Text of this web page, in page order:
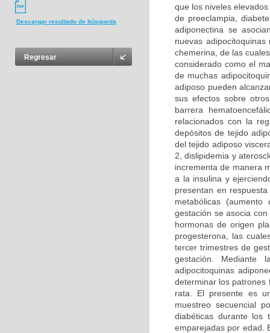
Descargar resultado de búsqueda
Regresar
que los niveles
de preeclampia,
adiponectina se
nuevas
chemerina, de las
considerado como el
de muchas
adiposo pueden
sus efectos sobre
barrera
relacionados con la
depósitos de tejido
del tejido adiposo
2, dislipidemia y
incrementa de manera
a la insulina y
presentan en
metabólicas
gestación se asocia
hormonas de origen
progesterona, las
tercer trimestres de
gestación. Mediante
adipocitoquinas
determinar los patrones
rata. El presente es
muestreo secuencial
diabéticas durante los
emparejadas por edad.